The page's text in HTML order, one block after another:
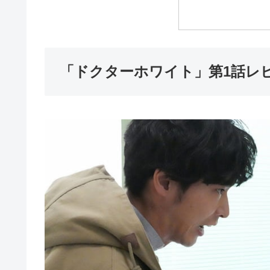
「ドクターホワイト」第1話レ